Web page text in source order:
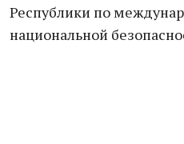
Республики по
национальной